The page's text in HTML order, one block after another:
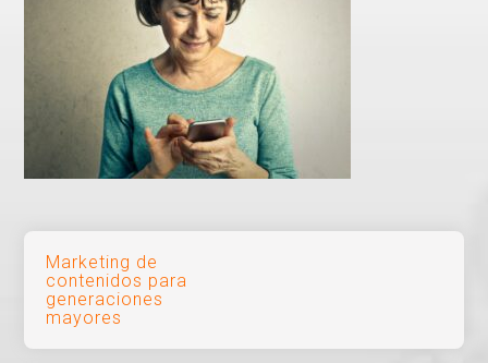
Navegación
de
entradas
Marketing de
contenidos para
generaciones
mayores